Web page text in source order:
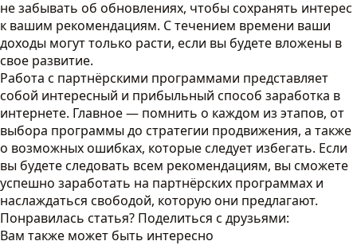
не забывать об обновлениях, чтобы сохранять интерес
к вашим рекомендациям. С течением времени ваши
доходы могут только расти, если вы будете вложены в
свое развитие.
Работа с партнёрскими программами представляет
собой интересный и прибыльный способ заработка в
интернете. Главное — помнить о каждом из этапов, от
выбора программы до стратегии продвижения, а также
о возможных ошибках, которые следует избегать. Если
вы будете следовать всем рекомендациям, вы сможете
успешно заработать на партнёрских программах и
наслаждаться свободой, которую они предлагают.
Понравилась статья? Поделиться с друзьями:
Вам также может быть интересно